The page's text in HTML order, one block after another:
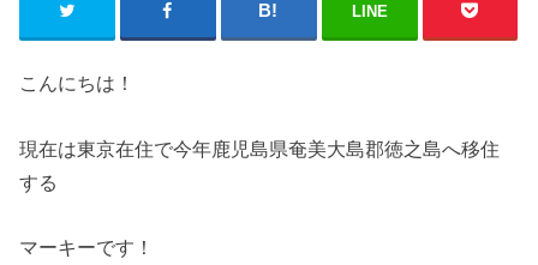
LINE
こんにちは！
現在は東京在住で今年鹿児島県奄美大島郡徳之島へ移住
する
マーキーです！